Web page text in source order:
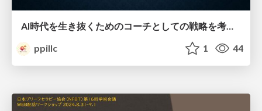
AI時代を生き抜くためのコーチとしての戦略を考えよう！
ppillc
1 44